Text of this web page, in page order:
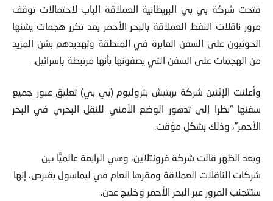
فتحت شركة بي بي البريطانية العملاقة الباب لاحتمالات توقف
مرور ناقلات النفط العملاقة بالبحر الأحمر بعد تكرر هجمات يشنها
الحوثيون على السفن العابرة في المنطقة وتهديدهم بشن المزيد
من الهجمات على السفن التي يصفونها بأنها مرتبطة بإسرائيل.
وأعلنت الإثنين شركة بريتيش بتروليوم (بي بي) تعليق عبور جميع
سفنها “نظرا إلى تدهور الوضع الأمني للنقل البحري في البحر
الأحمر”، وذلك بشكل مؤقت.
وبعد الظهر قالت شركة فرونتلاين، وهي الرابعة عالميًّا بين
شركات الناقلات العملاقة ومقرها العام في ليماسول بقبرص، إنها
ستتجنب المرور عبر البحر الأحمر وخليج عدن.